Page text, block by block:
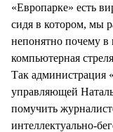
«Европарке» есть
сидя в котором, мы
непонятно почему
компьютерная
Так администрация
управляющей
помучить
интеллектуально-